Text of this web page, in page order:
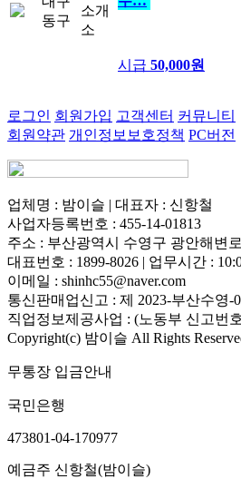
동구
소개
소
시급 50,000원
로그인 회원가입 고객센터 커뮤니티
회원약관 개인정보보호정책 PC버전
업체명 : 밤이슬 | 대표자 : 신항철
사업자등록번호 : 455-14-01813
주소 : 부산광역시 수영구 광안해변
대표번호 : 1899-8026 | 업무시간 :
이메일 : shinhc55@naver.com
통신판매업신고 : 제 2023-부산수영-
직업정보제공사업 : (노동부 신고번
Copyright(c) 밤이슬 All Rights
무통장 입금안내
국민은행
473801-04-170977
예금주 신항철(밤이슬)